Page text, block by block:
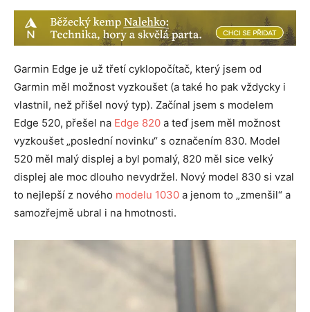
Garmin Edge je už třetí cyklopočítač, který jsem od
Garmin měl možnost vyzkoušet (a také ho pak vždycky i
vlastnil, než přišel nový typ). Začínal jsem s modelem
Edge 520, přešel na Edge 820 a teď jsem měl možnost
vyzkoušet „poslední novinku“ s označením 830. Model
520 měl malý displej a byl pomalý, 820 měl sice velký
displej ale moc dlouho nevydržel. Nový model 830 si vzal
to nejlepší z nového modelu 1030 a jenom to „zmenšil“ a
samozřejmě ubral i na hmotnosti.